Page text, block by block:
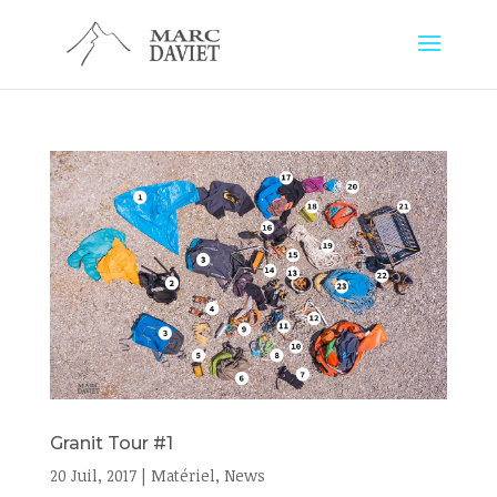
Granit Tour #1
20 Juil, 2017| Matériel, News